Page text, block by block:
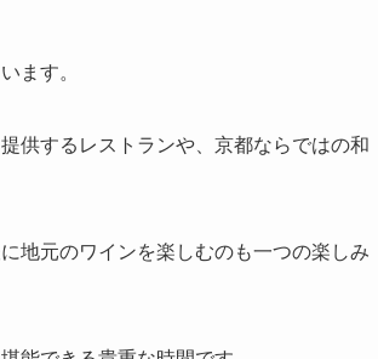
ます。
供するレストランや、京都ならではの和
地元のワインを楽しむのも一つの楽しみ